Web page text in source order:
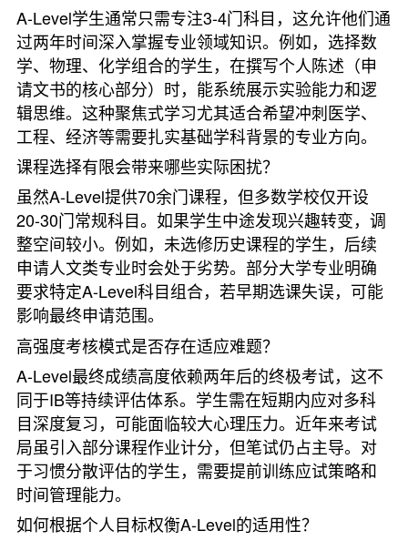
A-Level学生通常只需专注3-4门科目，这允许他们通
过两年时间深入掌握专业领域知识。例如，选择数
学、物理、化学组合的学生，在撰写个人陈述（申
请文书的核心部分）时，能系统展示实验能力和逻
辑思维。这种聚焦式学习尤其适合希望冲刺医学、
工程、经济等需要扎实基础学科背景的专业方向。
课程选择有限会带来哪些实际困扰？
虽然A-Level提供70余门课程，但多数学校仅开设
20-30门常规科目。如果学生中途发现兴趣转变，调
整空间较小。例如，未选修历史课程的学生，后续
申请人文类专业时会处于劣势。部分大学专业明确
要求特定A-Level科目组合，若早期选课失误，可能
影响最终申请范围。
高强度考核模式是否存在适应难题？
A-Level最终成绩高度依赖两年后的终极考试，这不
同于IB等持续评估体系。学生需在短期内应对多科
目深度复习，可能面临较大心理压力。近年来考试
局虽引入部分课程作业计分，但笔试仍占主导。对
于习惯分散评估的学生，需要提前训练应试策略和
时间管理能力。
如何根据个人目标权衡A-Level的适用性？